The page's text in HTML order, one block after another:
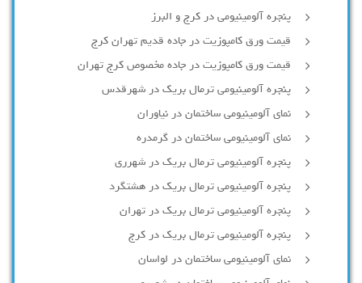
پنجره آلومینیومی در کرج و البرز
قیمت ورق کامپوزیت در جاده قدیم تهران کرج
قیمت ورق کامپوزیت در جاده مخصوص کرج تهران
پنجره آلومینیومی ترمال بریک در شهرقدس
نمای آلومینیومی ساختمان در نیاوران
نمای آلومینیومی ساختمان در گرمدره
پنجره آلومینیومی ترمال بریک در شهرری
پنجره آلومینیومی ترمال بریک در هشتگرد
پنجره آلومینیومی ترمال بریک در تهران
پنجره آلومینیومی ترمال بریک در کرج
نمای آلومینیومی ساختمان در لواسان